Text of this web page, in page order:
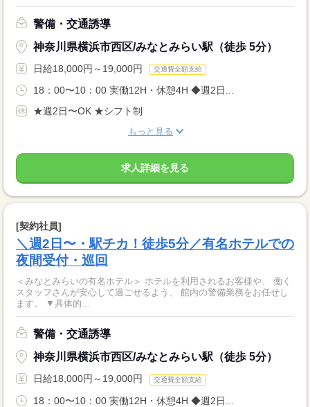
警備・交通誘導
神奈川県横浜市西区/みなとみらい駅（徒歩 5分）
日給18,000円～19,000円 交通費全額支給
18：00〜10：00 実働12H・休憩4H ◆週2日...
★週2日〜OK ★シフト制
もっと見る
求人詳細を見る
[契約社員]
＼週2日〜・駅チカ！徒歩5分／有名ホテルでの
夜間受付・巡回
＜みなとみらいの有名ホテル＞ ホテルを利用されるお客様や、 働く
スタッフさんが安心して過ごせるよう、 館内の警備業務をお任せし
ます。 ▼具体的...
警備・交通誘導
神奈川県横浜市西区/みなとみらい駅（徒歩 5分）
日給18,000円～19,000円 交通費全額支給
18：00〜10：00 実働12H・休憩4H ◆週2日...